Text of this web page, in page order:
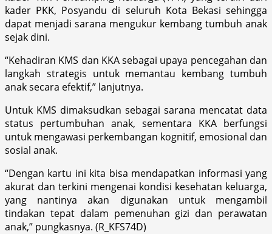
kader PKK, Posyandu di seluruh Kota Bekasi sehingga
dapat menjadi sarana mengukur kembang tumbuh anak
sejak dini.
“Kehadiran KMS dan KKA sebagai upaya pencegahan dan
langkah strategis untuk memantau kembang tumbuh
anak secara efektif,” lanjutnya.
Untuk KMS dimaksudkan sebagai sarana mencatat data
status pertumbuhan anak, sementara KKA berfungsi
untuk mengawasi perkembangan kognitif, emosional dan
sosial anak.
“Dengan kartu ini kita bisa mendapatkan informasi yang
akurat dan terkini mengenai kondisi kesehatan keluarga,
yang nantinya akan digunakan untuk mengambil
tindakan tepat dalam pemenuhan gizi dan perawatan
anak,” pungkasnya. (R_KFS74D)